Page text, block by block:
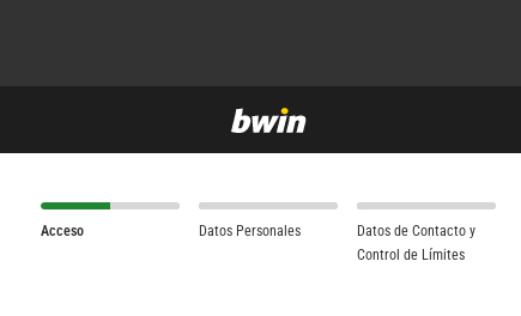
Acceso Datos Personales
Datos de Contacto y
Control de Límites